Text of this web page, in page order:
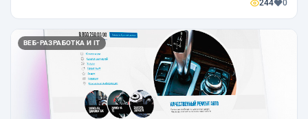
244 0
ВЕБ-РАЗРАБОТКА И IT